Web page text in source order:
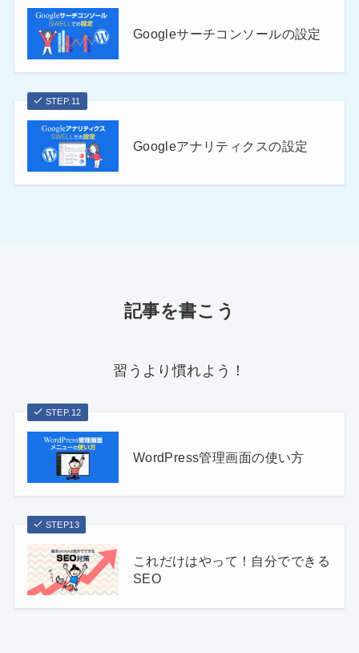
Googleサーチコンソールの設定
STEP.11
Googleアナリティクスの設定
記事を書こう
習うより慣れよう！
STEP.12
WordPress管理画面の使い方
STEP13
これだけはやって！自分でできる
SEO